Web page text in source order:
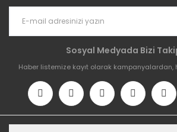
Sosyal Medyada Bizi
Haber listemize kayıt olarak